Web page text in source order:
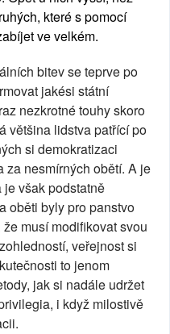
které s pomocí
ve velkém.
bitev se teprve po
jakési státní
nezkrotné touhy skoro
většina lidstva patřící po
si demokratizaci
nesmírných obětí. A je
je však podstatně
oběti byly pro panstvo
musí modifikovat svou
veřejnost si
to jenom
jak si nadále udržet
i když milostivě